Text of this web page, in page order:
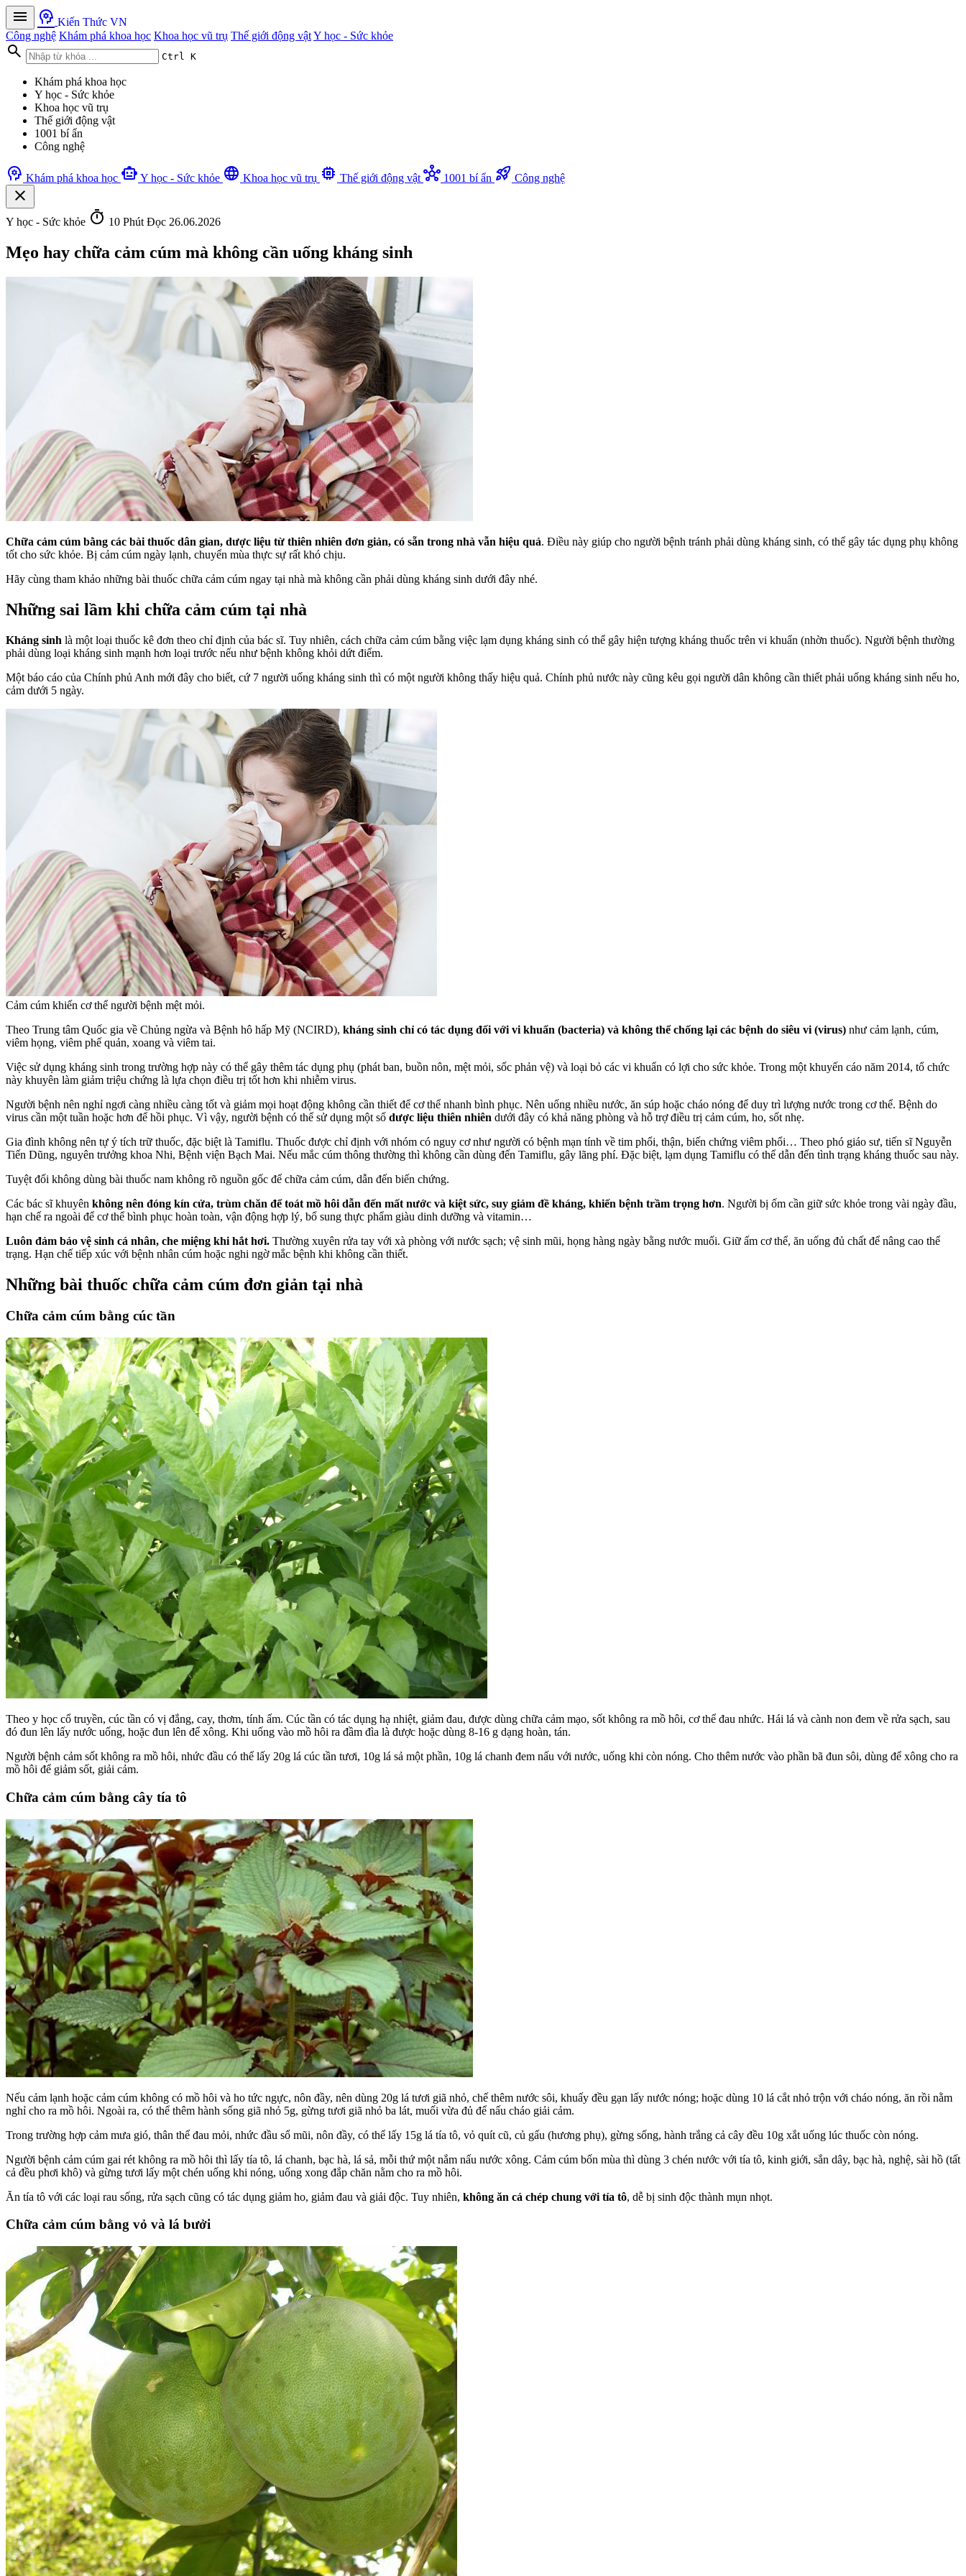
menu psychology Kiến Thức VN
Công nghệ Khám phá khoa học Khoa học vũ trụ Thế giới động vậtY học - Sức khỏe
search Ctrl K
Khám phá khoa học
Y học - Sức khỏe
Khoa học vũ trụ
Thế giới động vật
1001 bí ẩn
Công nghệ
psychology Khám phá khoa học smart_toy Y học - Sức khỏe language Khoa học vũ trụ memory Thế giới động vật hub 1001 bí ẩn rocket_launch Công nghệ
close
Y học - Sức khỏe timer 10 Phút Đọc 26.06.2026
Mẹo hay chữa cảm cúm mà không cần uống kháng sinh
Chữa cảm cúm bằng các bài thuốc dân gian, dược liệu từ thiên nhiên đơn giản, có sẵn trong nhà vẫn hiệu quả. Điều này giúp cho người bệnh tránh phải dùng kháng sinh, có thể gây tác dụng phụ không
tốt cho sức khỏe. Bị cảm cúm ngày lạnh, chuyển mùa thực sự rất khó chịu.
Hãy cùng tham khảo những bài thuốc chữa cảm cúm ngay tại nhà mà không cần phải dùng kháng sinh dưới đây nhé.
Những sai lầm khi chữa cảm cúm tại nhà
Kháng sinh là một loại thuốc kê đơn theo chỉ định của bác sĩ. Tuy nhiên, cách chữa cảm cúm bằng việc lạm dụng kháng sinh có thể gây hiện tượng kháng thuốc trên vi khuẩn (nhờn thuốc). Người bệnh thường
phải dùng loại kháng sinh mạnh hơn loại trước nếu như bệnh không khỏi dứt điểm.
Một báo cáo của Chính phủ Anh mới đây cho biết, cứ 7 người uống kháng sinh thì có một người không thấy hiệu quả. Chính phủ nước này cũng kêu gọi người dân không cần thiết phải uống kháng sinh nếu ho,
cảm dưới 5 ngày.
Cảm cúm khiến cơ thể người bệnh mệt mỏi.
Theo Trung tâm Quốc gia về Chủng ngừa và Bệnh hô hấp Mỹ (NCIRD), kháng sinh chỉ có tác dụng đối với vi khuẩn (bacteria) và không thể chống lại các bệnh do siêu vi (virus) như cảm lạnh, cúm,
viêm họng, viêm phế quản, xoang và viêm tai.
Việc sử dụng kháng sinh trong trường hợp này có thể gây thêm tác dụng phụ (phát ban, buồn nôn, mệt mỏi, sốc phản vệ) và loại bỏ các vi khuẩn có lợi cho sức khỏe. Trong một khuyến cáo năm 2014, tổ chức
này khuyên làm giảm triệu chứng là lựa chọn điều trị tốt hơn khi nhiễm virus.
Người bệnh nên nghỉ ngơi càng nhiều càng tốt và giảm mọi hoạt động không cần thiết để cơ thể nhanh bình phục. Nên uống nhiều nước, ăn súp hoặc cháo nóng để duy trì lượng nước trong cơ thể. Bệnh do
virus cần một tuần hoặc hơn để hồi phục. Vì vậy, người bệnh có thể sử dụng một số dược liệu thiên nhiên dưới đây có khả năng phòng và hỗ trợ điều trị cảm cúm, ho, sốt nhẹ.
Gia đình không nên tự ý tích trữ thuốc, đặc biệt là Tamiflu. Thuốc được chỉ định với nhóm có nguy cơ như người có bệnh mạn tính về tim phổi, thận, biến chứng viêm phổi… Theo phó giáo sư, tiến sĩ Nguyễn
Tiến Dũng, nguyên trưởng khoa Nhi, Bệnh viện Bạch Mai. Nếu mắc cúm thông thường thì không cần dùng đến Tamiflu, gây lãng phí. Đặc biệt, lạm dụng Tamiflu có thể dẫn đến tình trạng kháng thuốc sau này.
Tuyệt đối không dùng bài thuốc nam không rõ nguồn gốc để chữa cảm cúm, dẫn đến biến chứng.
Các bác sĩ khuyên không nên đóng kín cửa, trùm chăn để toát mồ hôi dẫn đến mất nước và kiệt sức, suy giảm đề kháng, khiến bệnh trầm trọng hơn. Người bị ốm cần giữ sức khỏe trong vài ngày đầu,
hạn chế ra ngoài để cơ thể bình phục hoàn toàn, vận động hợp l‎ý, bổ sung thực phẩm giàu dinh dưỡng và vitamin…
Luôn đảm bảo vệ sinh cá nhân, che miệng khi hắt hơi. Thường xuyên rửa tay với xà phòng với nước sạch; vệ sinh mũi, họng hàng ngày bằng nước muối. Giữ ấm cơ thể, ăn uống đủ chất để nâng cao thể
trạng. Hạn chế tiếp xúc với bệnh nhân cúm hoặc nghi ngờ mắc bệnh khi không cần thiết.
Những bài thuốc chữa cảm cúm đơn giản tại nhà
Chữa cảm cúm bằng cúc tần
Theo y học cổ truyền, cúc tần có vị đắng, cay, thơm, tính ấm. Cúc tần có tác dụng hạ nhiệt, giảm đau, được dùng chữa cảm mạo, sốt không ra mồ hôi, cơ thể đau nhức. Hái lá và cành non đem về rửa sạch, sau
đó đun lên lấy nước uống, hoặc đun lên để xông. Khi uống vào mồ hôi ra đầm đìa là được hoặc dùng 8-16 g dạng hoàn, tán.
Người bệnh cảm sốt không ra mồ hôi, nhức đầu có thể lấy 20g lá cúc tần tươi, 10g lá sả một phần, 10g lá chanh đem nấu với nước, uống khi còn nóng. Cho thêm nước vào phần bã đun sôi, dùng để xông cho ra
mồ hôi để giảm sốt, giải cảm.
Chữa cảm cúm bằng cây tía tô
Nếu cảm lạnh hoặc cảm cúm không có mồ hôi và ho tức ngực, nôn đầy, nên dùng 20g lá tươi giã nhỏ, chế thêm nước sôi, khuấy đều gạn lấy nước nóng; hoặc dùng 10 lá cắt nhỏ trộn với cháo nóng, ăn rồi nằm
nghỉ cho ra mồ hôi. Ngoài ra, có thể thêm hành sống giã nhỏ 5g, gừng tươi giã nhỏ ba lát, muối vừa đủ để nấu cháo giải cảm.
Trong trường hợp cảm mưa gió, thân thể đau mỏi, nhức đầu sổ mũi, nôn đầy, có thể lấy 15g lá tía tô, vỏ quít cũ, củ gấu (hương phụ), gừng sống, hành trắng cả cây đều 10g xắt uống lúc thuốc còn nóng.
Người bệnh cảm cúm gai rét không ra mồ hôi thì lấy tía tô, lá chanh, bạc hà, lá sả, mỗi thứ một nắm nấu nước xông. Cảm cúm bốn mùa thì dùng 3 chén nước với tía tô, kinh giới, sắn dây, bạc hà, nghệ, sài hồ (tất
cả đều phơi khô) và gừng tươi lấy một chén uống khi nóng, uống xong đắp chăn nằm cho ra mồ hôi.
Ăn tía tô với các loại rau sống, rửa sạch cũng có tác dụng giảm ho, giảm đau và giải độc. Tuy nhiên, không ăn cá chép chung với tía tô, dễ bị sinh độc thành mụn nhọt.
Chữa cảm cúm bằng vỏ và lá bưởi